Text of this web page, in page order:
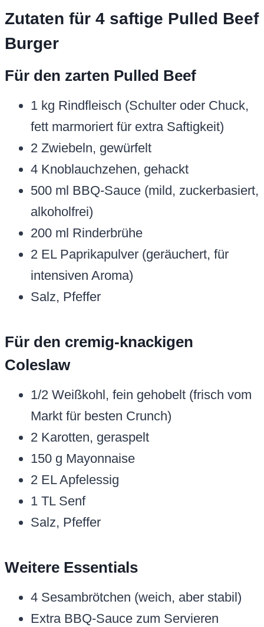
Zutaten für 4 saftige Pulled Beef
Burger
Für den zarten Pulled Beef
1 kg Rindfleisch (Schulter oder Chuck,
fett marmoriert für extra Saftigkeit)
2 Zwiebeln, gewürfelt
4 Knoblauchzehen, gehackt
500 ml BBQ-Sauce (mild, zuckerbasiert,
alkoholfrei)
200 ml Rinderbrühe
2 EL Paprikapulver (geräuchert, für
intensiven Aroma)
Salz, Pfeffer
Für den cremig-knackigen
Coleslaw
1/2 Weißkohl, fein gehobelt (frisch vom
Markt für besten Crunch)
2 Karotten, geraspelt
150 g Mayonnaise
2 EL Apfelessig
1 TL Senf
Salz, Pfeffer
Weitere Essentials
4 Sesambrötchen (weich, aber stabil)
Extra BBQ-Sauce zum Servieren